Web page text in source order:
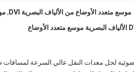
موسع متعدد الأوضاع من الألياف البصرية DVI ,
لحل معدات النقل عالي السرعة لمسافات